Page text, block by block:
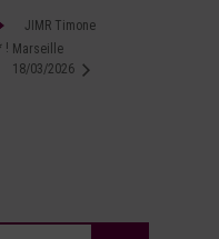
!
JIMR Timone
Marseille
18/03/2026